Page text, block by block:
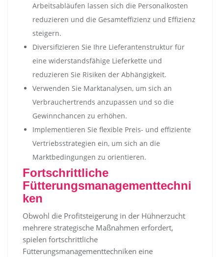
Arbeitsabläufen lassen sich die Personalkosten
reduzieren und die Gesamteffizienz und Effizienz
steigern.
Diversifizieren Sie Ihre Lieferantenstruktur für
eine widerstandsfähige Lieferkette und
reduzieren Sie Risiken der Abhängigkeit.
Verwenden Sie Marktanalysen, um sich an
Verbrauchertrends anzupassen und so die
Gewinnchancen zu erhöhen.
Implementieren Sie flexible Preis- und effiziente
Vertriebsstrategien ein, um sich an die
Marktbedingungen zu orientieren.
Fortschrittliche
Fütterungsmanagementtechni
ken
Obwohl die Profitsteigerung in der Hühnerzucht
mehrere strategische Maßnahmen erfordert,
spielen fortschrittliche
Fütterungsmanagementtechniken eine